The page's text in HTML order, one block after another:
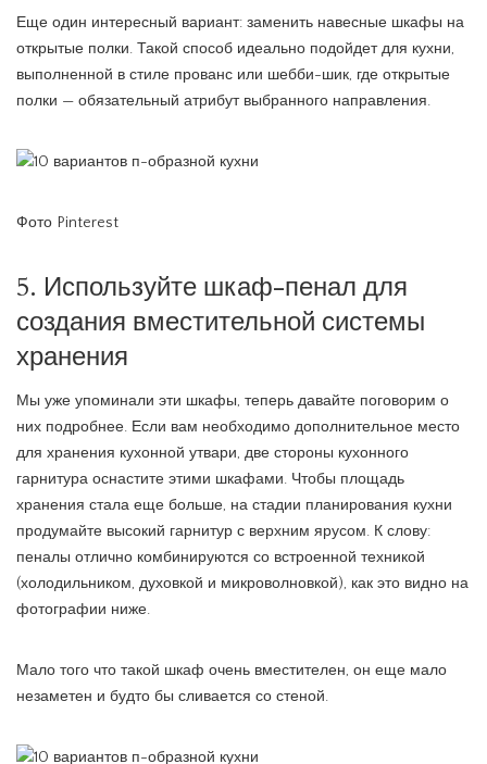
Еще один интересный вариант: заменить навесные шкафы на
открытые полки. Такой способ идеально подойдет для кухни,
выполненной в стиле прованс или шебби-шик, где открытые
полки — обязательный атрибут выбранного направления.
Фото Pinterest
5. Используйте шкаф-пенал для
создания вместительной системы
хранения
Мы уже упоминали эти шкафы, теперь давайте поговорим о
них подробнее. Если вам необходимо дополнительное место
для хранения кухонной утвари, две стороны кухонного
гарнитура оснастите этими шкафами. Чтобы площадь
хранения стала еще больше, на стадии планирования кухни
продумайте высокий гарнитур с верхним ярусом. К слову:
пеналы отлично комбинируются со встроенной техникой
(холодильником, духовкой и микроволновкой), как это видно на
фотографии ниже.
Мало того что такой шкаф очень вместителен, он еще мало
незаметен и будто бы сливается со стеной.